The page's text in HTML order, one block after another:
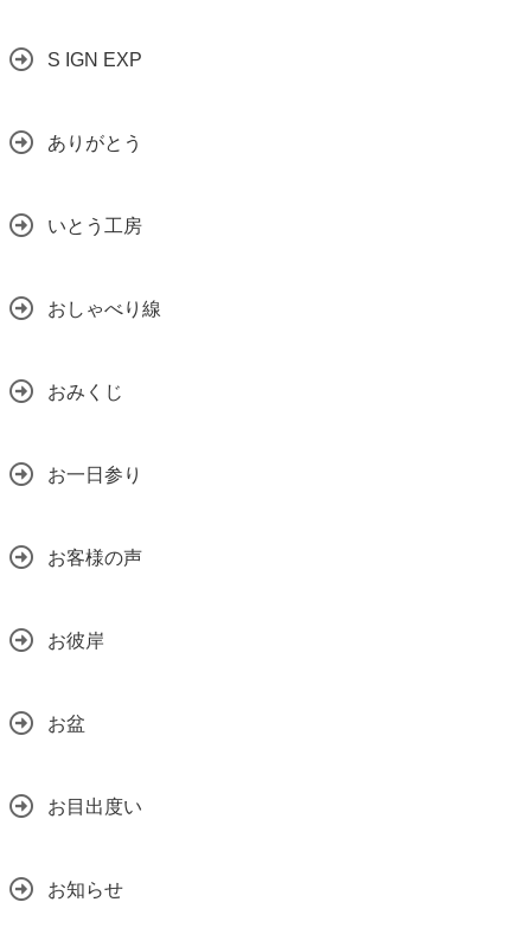
S IGN EXP
ありがとう
いとう工房
おしゃべり線
おみくじ
お一日参り
お客様の声
お彼岸
お盆
お目出度い
お知らせ